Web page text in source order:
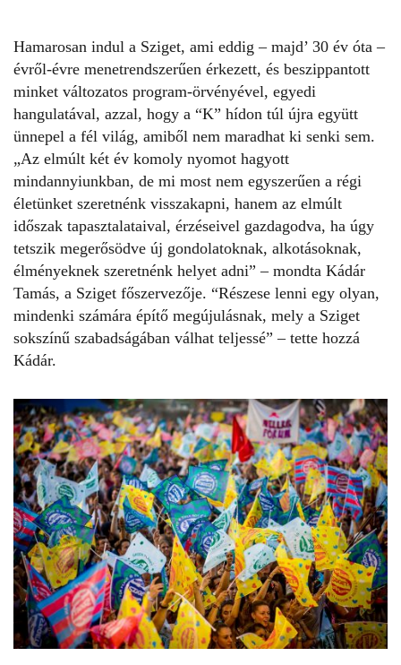
Hamarosan indul a Sziget, ami eddig – majd’ 30 év óta –
évről-évre menetrendszerűen érkezett, és beszippantott
minket változatos program-örvényével, egyedi
hangulatával, azzal, hogy a “K” hídon túl újra együtt
ünnepel a fél világ, amiből nem maradhat ki senki sem.
„Az elmúlt két év komoly nyomot hagyott
mindannyiunkban, de mi most nem egyszerűen a régi
életünket szeretnénk visszakapni, hanem az elmúlt
időszak tapasztalataival, érzéseivel gazdagodva, ha úgy
tetszik megerősödve új gondolatoknak, alkotásoknak,
élményeknek szeretnénk helyet adni” – mondta Kádár
Tamás, a Sziget főszervezője. “Részese lenni egy olyan,
mindenki számára építő megújulásnak, mely a Sziget
sokszínű szabadságában válhat teljessé” – tette hozzá
Kádár.